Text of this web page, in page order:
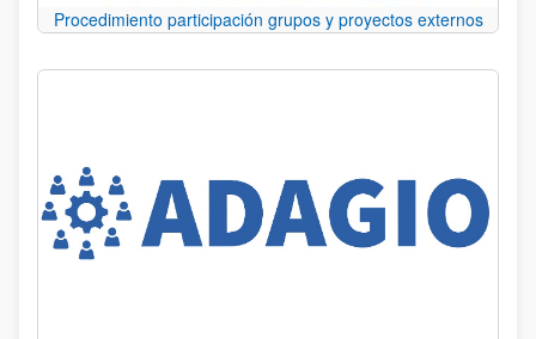
Procedimiento participación grupos y proyectos externos